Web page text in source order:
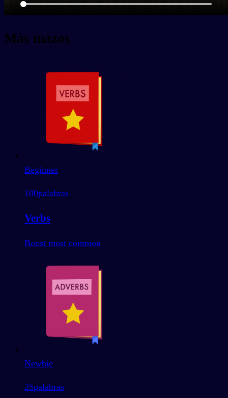
Más mazos
Beginner
100palabras
Verbs
Boost most common
Newbie
25palabras